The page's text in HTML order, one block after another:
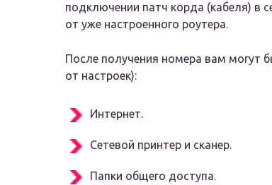
подключении патч корда (кабеля) в
от уже настроенного роутера.
После получения номера вам могут
от настроек):
Интернет.
Сетевой принтер и сканер.
Папки общего доступа.